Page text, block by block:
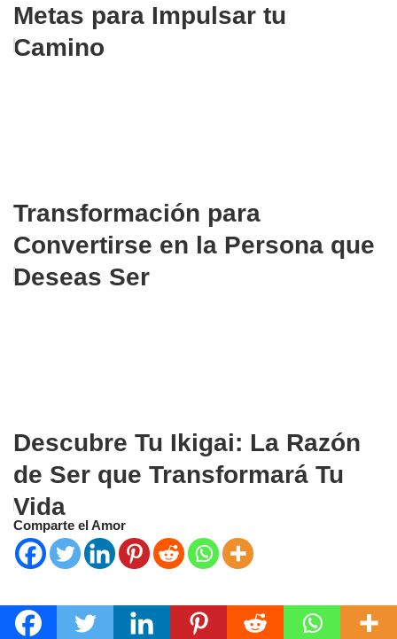
Metas para Impulsar tu
Camino
Transformación para
Convertirse en la Persona que
Deseas Ser
Descubre Tu Ikigai: La Razón
de Ser que Transformará Tu
Vida
Comparte el Amor
Etiquetas: